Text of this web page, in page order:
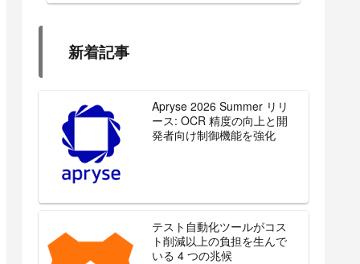
新着記事
Apryse 2026 Summer リリ
ース: OCR 精度の向上と開
発者向け制御機能を強化
テスト自動化ツールがコス
ト削減以上の負担を生んで
いる 4 つの兆候